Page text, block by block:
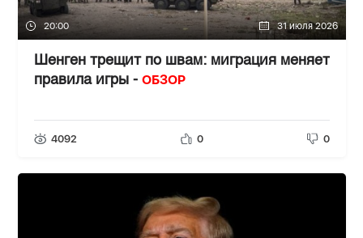
20:00 31 июля 2026
Шенген трещит по швам: миграция меняет
правила игры - ОБЗОР
4092 0 0